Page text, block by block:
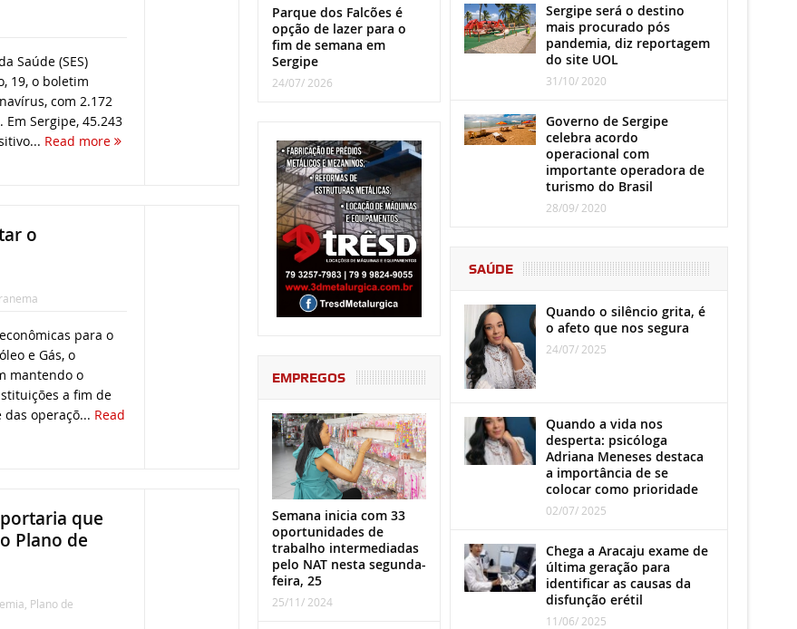
Saúde (SES)
19, o boletim
com 2.172
Em Sergipe, 45.243
Read more
o
para o
e Gás, o
mantendo o
a fim de
operaçõ... Read
que
Plano de
, Plano de
Parque dos Falcões é
opção de lazer para o
fim de semana em
Sergipe
24/07/ 2026
EMPREGOS
Semana inicia com 33
oportunidades de
trabalho intermediadas
pelo NAT nesta segunda-
feira, 25
25/11/ 2024
Sergipe será o destino
mais procurado pós
pandemia, diz reportagem
do site UOL
31/10/ 2020
Governo de Sergipe
celebra acordo
operacional com
importante operadora de
turismo do Brasil
28/09/ 2020
SAÚDE
Quando o silêncio grita, é
o afeto que nos segura
24/07/ 2025
Quando a vida nos
desperta: psicóloga
Adriana Meneses destaca
a importância de se
colocar como prioridade
02/07/ 2025
Chega a Aracaju exame de
última geração para
identificar as causas da
disfunção erétil
11/06/ 2025